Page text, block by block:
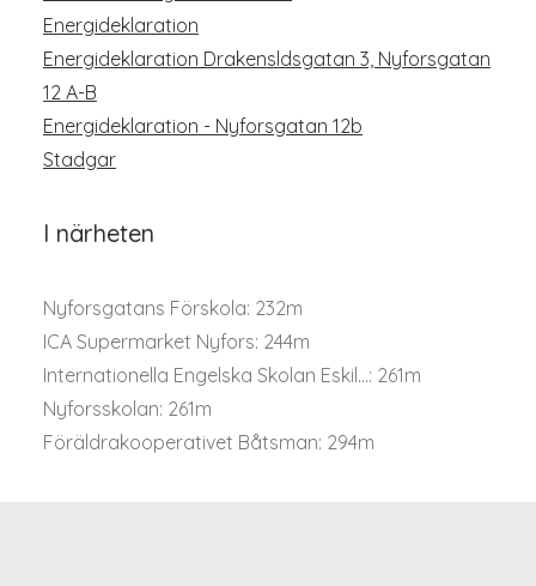
Energideklaration
Energideklaration Drakensldsgatan 3, Nyforsgatan
12 A-B
Energideklaration - Nyforsgatan 12b
Stadgar
I närheten
Nyforsgatans Förskola: 232m
ICA Supermarket Nyfors: 244m
Internationella Engelska Skolan Eskil...: 261m
Nyforsskolan: 261m
Föräldrakooperativet Båtsman: 294m